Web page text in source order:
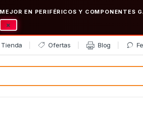
EN PERIFÉRICOS Y COMPONENTES
×
Tienda Ofertas Blog